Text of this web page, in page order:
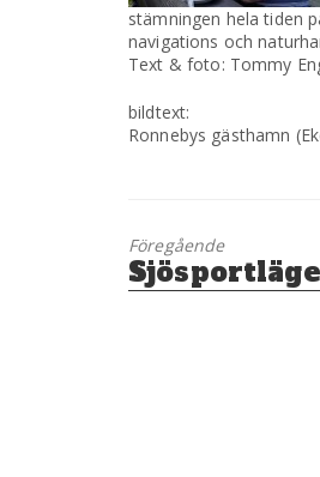
stämningen hela tiden
navigations och
Text & foto: Tommy
bildtext:
Ronnebys gästhamn
Föregående
Föregående
inlägg: